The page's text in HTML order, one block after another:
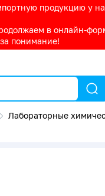
продукцию у
в онлайн-
понимание!
Лабораторные